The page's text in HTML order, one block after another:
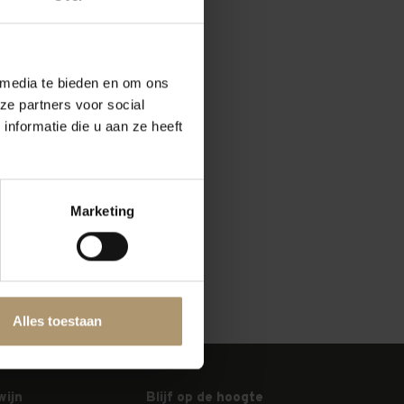
te bieden en om ons
partners voor social
die u aan ze heeft
Marketing
Alles toestaan
Blijf op de hoogte